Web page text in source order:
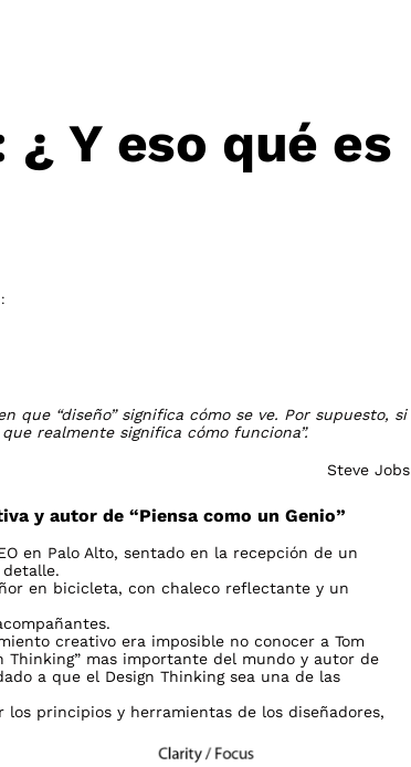
Y eso qué es
que “diseño” significa cómo se ve. Por supuesto, si
realmente significa cómo funciona”.
Steve Jobs
y autor de “Piensa como un Genio”
en Palo Alto, sentado en la recepción de un
en bicicleta, con chaleco reflectante y un
creativo era imposible no conocer a Tom
Thinking” mas importante del mundo y autor de
a que el Design Thinking sea una de las
principios y herramientas de los diseñadores,